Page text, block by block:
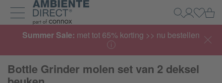
Home
Navigatie uit- en inklappen
Zoeken
Mijn
Summer Sale: met tot 65% korting >> nu bestellen
Bottle Grinder molen set van 2 deksel